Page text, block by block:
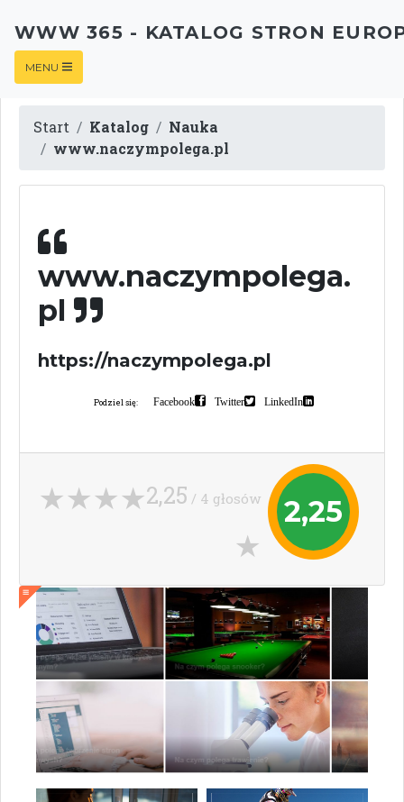
WWW 365 - KATALOG STRON
MENU
Start Katalog
Nauka
www.naczympolega.pl
www.naczympolega.
pl
https://naczympolega.pl
Podziel się: Facebook Twitter LinkedIn
2,25
2,25 / 4 głosów